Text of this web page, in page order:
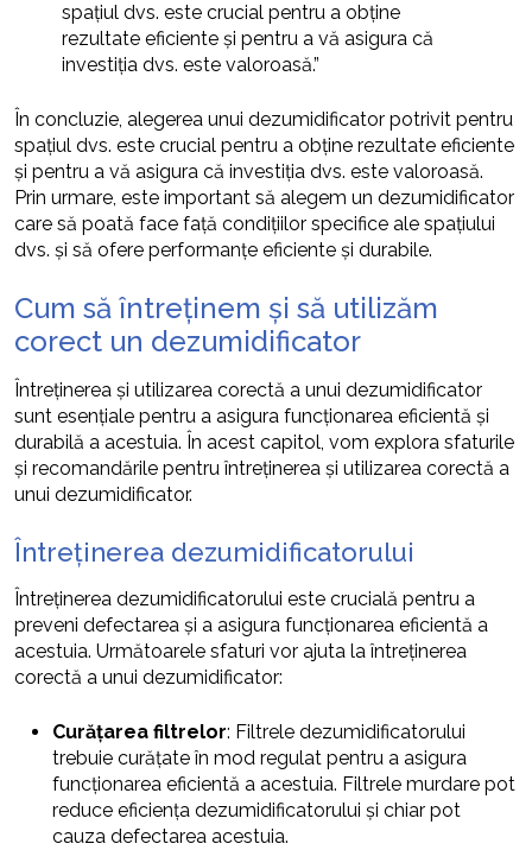
spațiul dvs. este crucial pentru a obține
rezultate eficiente și pentru a vă asigura că
investiția dvs. este valoroasă.”
În concluzie, alegerea unui dezumidificator potrivit pentru
spațiul dvs. este crucial pentru a obține rezultate eficiente
și pentru a vă asigura că investiția dvs. este valoroasă.
Prin urmare, este important să alegem un dezumidificator
care să poată face față condițiilor specifice ale spațiului
dvs. și să ofere performanțe eficiente și durabile.
Cum să întreținem și să utilizăm
corect un dezumidificator
Întreținerea și utilizarea corectă a unui dezumidificator
sunt esențiale pentru a asigura funcționarea eficientă și
durabilă a acestuia. În acest capitol, vom explora sfaturile
și recomandările pentru întreținerea și utilizarea corectă a
unui dezumidificator.
Întreținerea dezumidificatorului
Întreținerea dezumidificatorului este crucială pentru a
preveni defectarea și a asigura funcționarea eficientă a
acestuia. Următoarele sfaturi vor ajuta la întreținerea
corectă a unui dezumidificator:
Curățarea filtrelor: Filtrele dezumidificatorului
trebuie curățate în mod regulat pentru a asigura
funcționarea eficientă a acestuia. Filtrele murdare pot
reduce eficiența dezumidificatorului și chiar pot
cauza defectarea acestuia.